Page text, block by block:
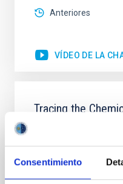
Consentimiento
Anteriores
VÍDEO DE LA
Tracing the
in local Star-
Nebular emission